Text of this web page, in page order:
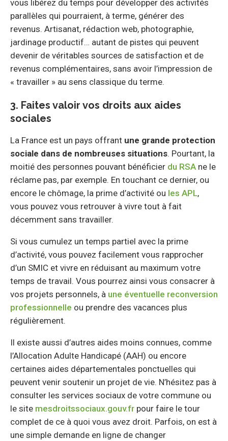
vous libérez du temps pour développer des activités
parallèles qui pourraient, à terme, générer des
revenus. Artisanat, rédaction web, photographie,
jardinage productif… autant de pistes qui peuvent
devenir de véritables sources de satisfaction et de
revenus complémentaires, sans avoir l’impression de
« travailler » au sens classique du terme.
3. Faites valoir vos droits aux aides
sociales
La France est un pays offrant une grande protection
sociale dans de nombreuses situations. Pourtant, la
moitié des personnes pouvant bénéficier du RSAne le
réclame pas, par exemple. En touchant ce dernier, ou
encore le chômage, la prime d’activité ou les APL,
vous pouvez vous retrouver à vivre tout à fait
décemment sans travailler.
Si vous cumulez un temps partiel avec la prime
d’activité, vous pouvez facilement vous rapprocher
d’un SMIC et vivre en réduisant au maximum votre
temps de travail. Vous pourrez ainsi vous consacrer à
vos projets personnels, à une éventuelle reconversion
professionnelle ou prendre des vacances plus
régulièrement.
Il existe aussi d’autres aides moins connues, comme
l’Allocation Adulte Handicapé (AAH) ou encore
certaines aides départementales ponctuelles qui
peuvent venir soutenir un projet de vie. N’hésitez pas à
consulter les services sociaux de votre commune ou
le site mesdroitssociaux.gouv.fr pour faire le tour
complet de ce à quoi vous avez droit. Parfois, on est à
une simple demande en ligne de changer